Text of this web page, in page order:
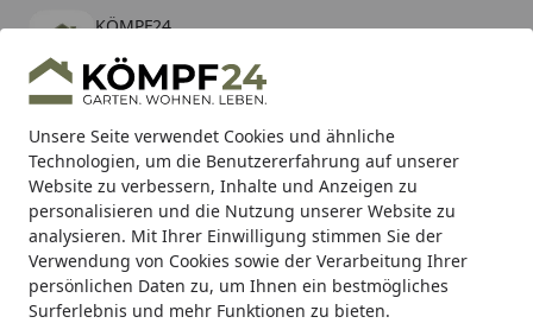
Unsere Seite verwendet Cookies und ähnliche
Technologien, um die Benutzererfahrung auf unserer
Website zu verbessern, Inhalte und Anzeigen zu
personalisieren und die Nutzung unserer Website zu
analysieren. Mit Ihrer Einwilligung stimmen Sie der
Verwendung von Cookies sowie der Verarbeitung Ihrer
persönlichen Daten zu, um Ihnen ein bestmögliches
Surferlebnis und mehr Funktionen zu bieten.
KÖMPF24
kostenlos - Im App Store
Hotline
Alle Produkte
Mein Konto
Suchen
Karibu Pools inkl. gratis Sandfilteranlage & Pool-
Starterset (Gesamtwert bis 468,99€)